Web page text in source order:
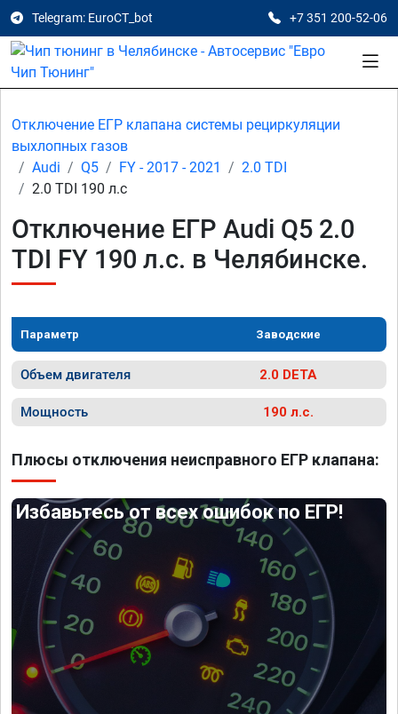
Telegram: EuroCT_bot +7 351 200-52-06
Отключение ЕГР клапана системы рециркуляции
выхлопных газов
Audi
Q5 FY - 2017 - 2021
2.0 TDI
2.0 TDI 190 л.с
Отключение ЕГР Audi Q5 2.0
TDI FY 190 л.с. в Челябинске.
Параметр Заводские
Объем двигателя 2.0 DETA
Мощность 190 л.с.
Плюсы отключения неисправного ЕГР клапана:
Избавьтесь от всех ошибок по ЕГР!